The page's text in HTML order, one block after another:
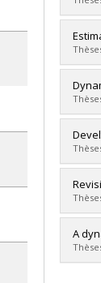
Cycle
Cycle
Cycle
Cycle
Cycle
A